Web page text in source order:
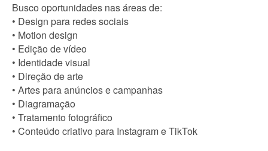
Busco oportunidades nas áreas de:
• Design para redes sociais
• Motion design
• Edição de vídeo
• Identidade visual
• Direção de arte
• Artes para anúncios e campanhas
• Diagramação
• Tratamento fotográfico
• Conteúdo criativo para Instagram e TikTok